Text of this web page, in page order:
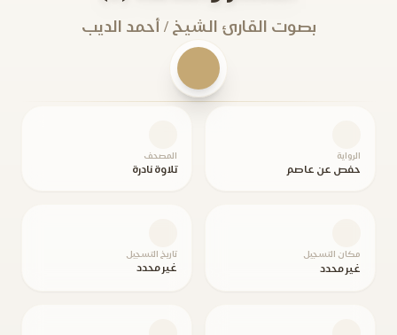
بصوت القارئ الشيخ / أحمد الديب
الرواية
حفص عن عاصم
المصحف
تلاوة نادرة
مكان التسجيل
غير محدد
تاريخ التسجيل
غير محدد